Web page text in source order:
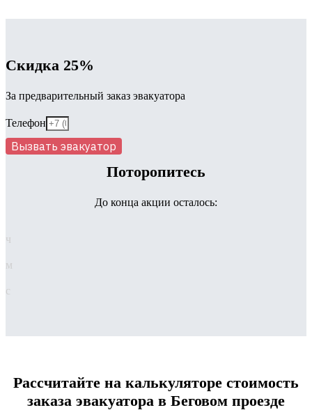
Скидка 25%
За предварительный заказ эвакуатора
Телефон
Вызвать эвакуатор
Поторопитесь
До конца акции осталось:
ч
м
с
Рассчитайте на калькуляторе стоимость
заказа эвакуатора в Беговом проезде